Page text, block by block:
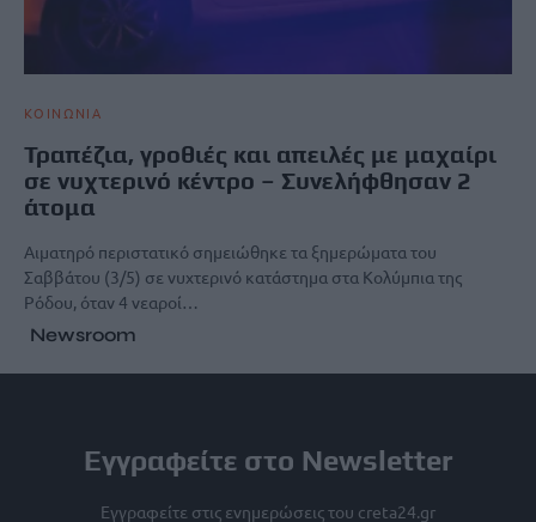
ΚΟΙΝΩΝΙΑ
Τραπέζια, γροθιές και απειλές με μαχαίρι
σε νυχτερινό κέντρο – Συνελήφθησαν 2
άτομα
Αιματηρό περιστατικό σημειώθηκε τα ξημερώματα του
Σαββάτου (3/5) σε νυχτερινό κατάστημα στα Κολύμπια της
Ρόδου, όταν 4 νεαροί…
Newsroom
Εγγραφείτε στο Newsletter
Εγγραφείτε στις ενημερώσεις του creta24.gr